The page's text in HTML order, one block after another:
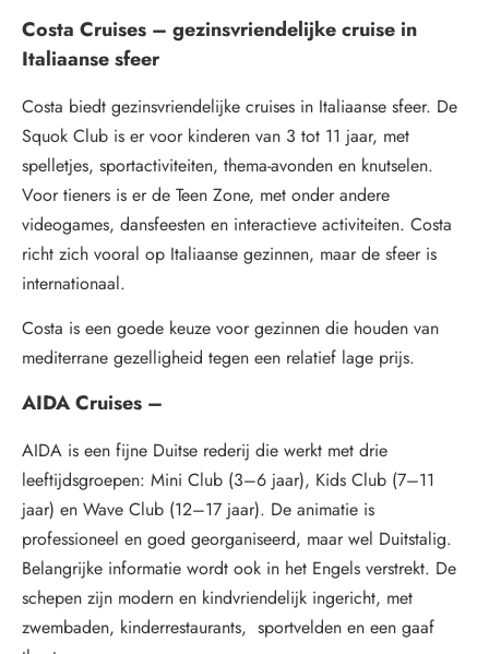
Costa Cruises – gezinsvriendelijke cruise in
Italiaanse sfeer
Costa biedt gezinsvriendelijke cruises in Italiaanse sfeer. De
Squok Club is er voor kinderen van 3 tot 11 jaar, met
spelletjes, sportactiviteiten, thema-avonden en knutselen.
Voor tieners is er de Teen Zone, met onder andere
videogames, dansfeesten en interactieve activiteiten. Costa
richt zich vooral op Italiaanse gezinnen, maar de sfeer is
internationaal.
Costa is een goede keuze voor gezinnen die houden van
mediterrane gezelligheid tegen een relatief lage prijs.
AIDA Cruises –
AIDA is een fijne Duitse rederij die werkt met drie
leeftijdsgroepen: Mini Club (3–6 jaar), Kids Club (7–11
jaar) en Wave Club (12–17 jaar). De animatie is
professioneel en goed georganiseerd, maar wel Duitstalig.
Belangrijke informatie wordt ook in het Engels verstrekt. De
schepen zijn modern en kindvriendelijk ingericht, met
zwembaden, kinderrestaurants, sportvelden en een gaaf